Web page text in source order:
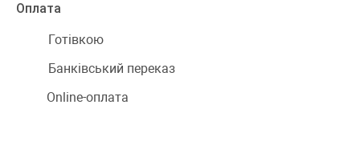
Оплата
Готівкою
Банківський переказ
Online-оплата